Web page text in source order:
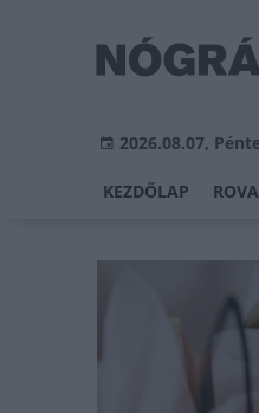
2026.08.07,
KEZDŐLAP